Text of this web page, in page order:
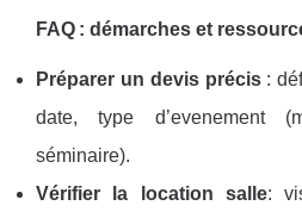
FAQ : démarches et
Préparer un devis précis:
date, type d’evenement
séminaire).
Vérifier la location salle: